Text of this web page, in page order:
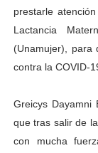
prestarle
Lactancia
(Unamujer), para
contra la COVID-
Greicys Dayamni
que tras salir de
con mucha